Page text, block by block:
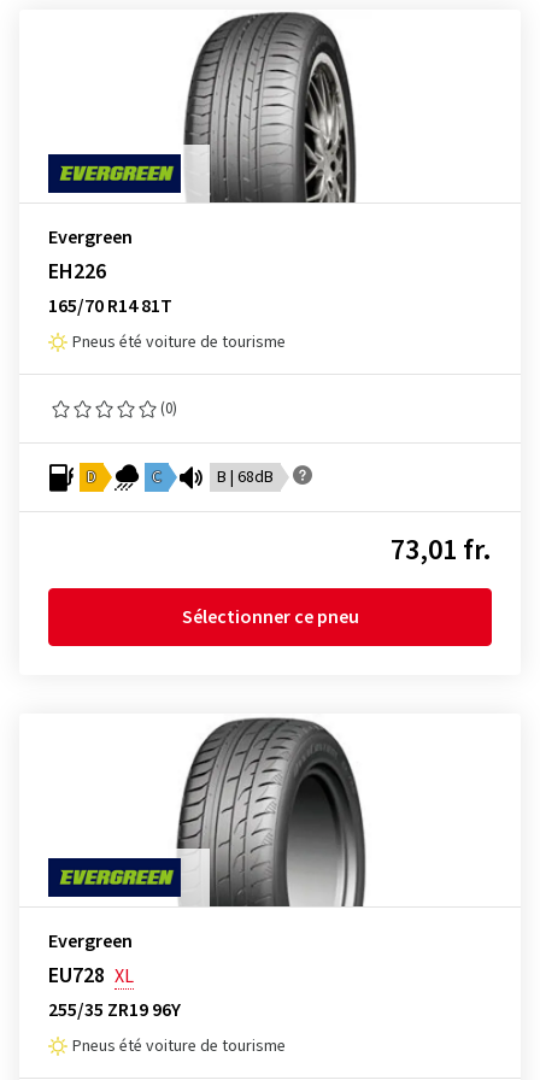
Evergreen
EH226
165/70 R14 81T
Pneus été voiture de tourisme
(0)
D C B | 68dB
73,01 fr.
Sélectionner ce pneu
Evergreen
EU728 XL
255/35 ZR19 96Y
Pneus été voiture de tourisme